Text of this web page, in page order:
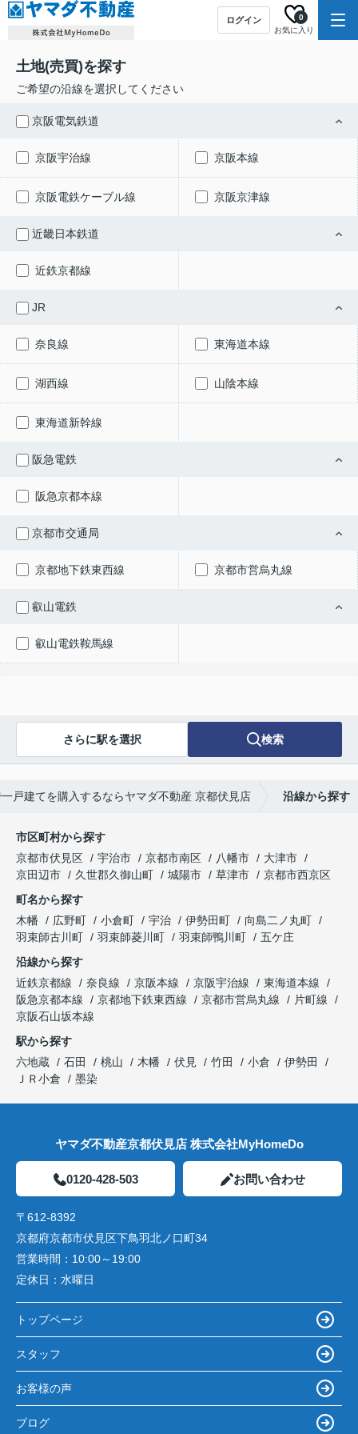
ログイン
お気に入り
0
土地(売買)を探す
ご希望の沿線を選択してください
京阪電気鉄道
京阪宇治線 京阪本線
京阪電鉄ケーブル線 京阪京津線
近畿日本鉄道
近鉄京都線
JR
奈良線 東海道本線
湖西線 山陰本線
東海道新幹線
阪急電鉄
阪急京都本線
京都市交通局
京都地下鉄東西線 京都市営烏丸線
叡山電鉄
叡山電鉄鞍馬線
さらに駅を選択 検索
戸建てを購入するならヤマダ不動産 京都伏見店 沿線から探す
市区町村から探す
京都市伏見区
宇治市 京都市南区 八幡市
大津市
京田辺市
久世郡久御山町 城陽市 草津市
京都市西京区
町名から探す
木幡
広野町 小倉町 宇治 伊勢田町
向島二ノ丸町
羽束師古川町
羽束師菱川町 羽束師鴨川町
五ケ庄
沿線から探す
近鉄京都線
奈良線 京阪本線 京阪宇治線
東海道本線
阪急京都本線
京都地下鉄東西線 京都市営烏丸線
片町線
京阪石山坂本線
駅から探す
六地蔵
石田 桃山 木幡 伏見 竹田 小倉
伊勢田
ＪＲ小倉
墨染
ヤマダ不動産京都伏見店 株式会社MyHomeDo
0120-428-503 お問い合わせ
〒612-8392
京都府京都市伏見区下鳥羽北ノ口町34
営業時間： 10:00～19:00
定休日： 水曜日
トップページ
スタッフ
お客様の声
ブログ